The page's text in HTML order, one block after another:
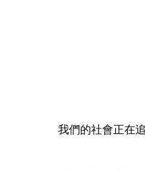
我們的社會正在